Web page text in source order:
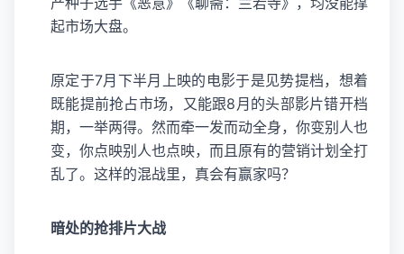
起市场大盘。
原定于7月下半月上映的电影于是见势提档，想着
既能提前抢占市场，又能跟8月的头部影片错开档
期，一举两得。然而牵一发而动全身，你变别人也
变，你点映别人也点映，而且原有的营销计划全打
乱了。这样的混战里，真会有赢家吗？
暗处的抢排片大战